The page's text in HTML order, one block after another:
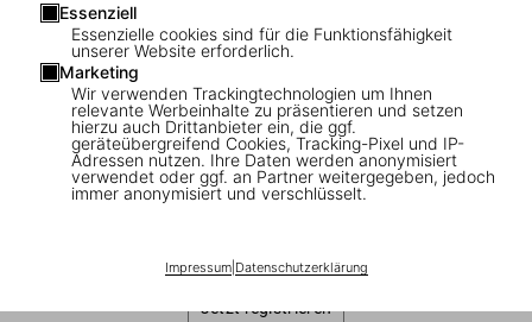
Essenziell
Essenzielle cookies sind für die Funktionsfähigkeit
unserer Website erforderlich.
Marketing
Wir verwenden Trackingtechnologien um Ihnen
relevante Werbeinhalte zu präsentieren und setzen
hierzu auch Drittanbieter ein, die ggf.
geräteübergreifend Cookies, Tracking-Pixel und IP-
Adressen nutzen. Ihre Daten werden anonymisiert
verwendet oder ggf. an Partner weitergegeben, jedoch
immer anonymisiert und verschlüsselt.
Impressum| Datenschutzerklärung
SOLD OUT
Bob Willoughby. Audrey Hepburn,
Photographs 1953–1966
US$ 1.500
Warteliste ein, damit wir Sie informieren können.
Jetzt registrieren